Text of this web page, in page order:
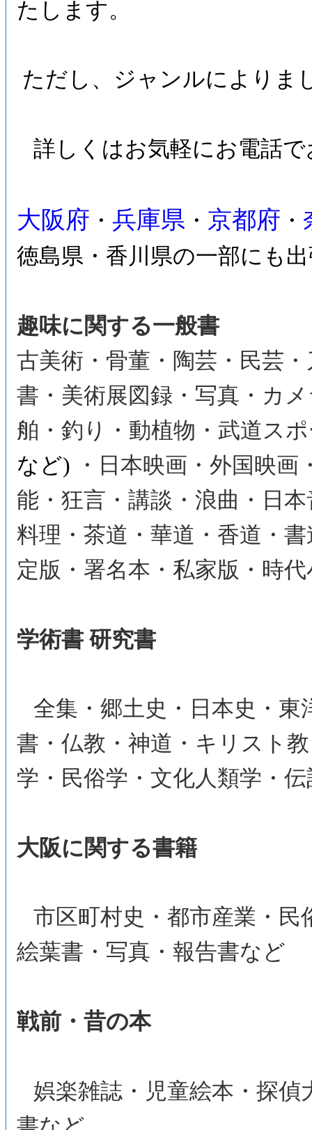
たします。
ただし、ジャンルによりま
詳しくはお気軽にお電話
大阪府 ・ 兵庫県 ・ 京都府 ・
徳島県・香川県の一部にも
趣味に関する一般書
古美術・骨董・陶芸・民芸
書・美術展図録・写真・カ
舶・釣り・動植物・武道ス
など)
・日本映画・外国映
能・狂言・講談・浪曲・日
料理・茶道・華道・香道・
定版・署名本・私家版・時
学術書 研究書
全集・郷土史・日本史・
書・仏教・神道・キリスト
学・民俗学・文化人類学・
大阪に関する書籍
市区町村史・都市産業・民
絵葉書・写真・報告書など
戦前・昔の本
娯楽雑誌・児童絵本・探